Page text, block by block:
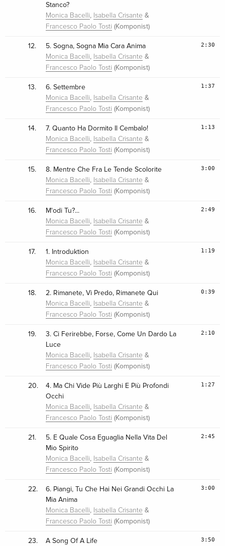
Stanco?
Monica Bacelli, Isabella Crisante &
Francesco Paolo Tosti (Komponist)
12. 5. Sogna, Sogna Mia Cara Anima
Monica Bacelli, Isabella Crisante &
Francesco Paolo Tosti (Komponist)
2:30
13. 6. Settembre
Monica Bacelli, Isabella Crisante &
Francesco Paolo Tosti (Komponist)
1:37
14. 7. Quanto Ha Dormito Il Cembalo!
Monica Bacelli, Isabella Crisante &
Francesco Paolo Tosti (Komponist)
1:13
15. 8. Mentre Che Fra Le Tende Scolorite
Monica Bacelli, Isabella Crisante &
Francesco Paolo Tosti (Komponist)
3:00
16. M'odi Tu?...
Monica Bacelli, Isabella Crisante &
Francesco Paolo Tosti (Komponist)
2:49
17. 1. Introduktion
Monica Bacelli, Isabella Crisante &
Francesco Paolo Tosti (Komponist)
1:19
18. 2. Rimanete, Vi Predo, Rimanete Qui
Monica Bacelli, Isabella Crisante &
Francesco Paolo Tosti (Komponist)
0:39
19.
3. Ci Ferirebbe, Forse, Come Un Dardo La
Luce
Monica Bacelli, Isabella Crisante &
Francesco Paolo Tosti (Komponist)
2:10
20.
4. Ma Chi Vide Più Larghi E Più Profondi
Occhi
Monica Bacelli, Isabella Crisante &
Francesco Paolo Tosti (Komponist)
1:27
21.
5. E Quale Cosa Eguaglia Nella Vita Del
Mio Spirito
Monica Bacelli, Isabella Crisante &
Francesco Paolo Tosti (Komponist)
2:45
22.
6. Piangi, Tu Che Hai Nei Grandi Occhi La
Mia Anima
Monica Bacelli, Isabella Crisante &
Francesco Paolo Tosti (Komponist)
3:00
23. A Song Of A Life 3:50